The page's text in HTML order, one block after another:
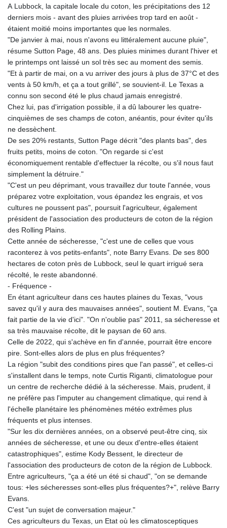
A Lubbock, la capitale locale du coton, les précipitations des 12
derniers mois - avant des pluies arrivées trop tard en août -
étaient moitié moins importantes que les normales.
"De janvier à mai, nous n'avons eu littéralement aucune pluie",
résume Sutton Page, 48 ans. Des pluies minimes durant l'hiver et
le printemps ont laissé un sol très sec au moment des semis.
"Et à partir de mai, on a vu arriver des jours à plus de 37°C et des
vents à 50 km/h, et ça a tout grillé", se souvient-il. Le Texas a
connu son second été le plus chaud jamais enregistré.
Chez lui, pas d'irrigation possible, il a dû labourer les quatre-
cinquièmes de ses champs de coton, anéantis, pour éviter qu'ils
ne dessèchent.
De ses 20% restants, Sutton Page décrit "des plants bas", des
fruits petits, moins de coton. "On regarde si c'est
économiquement rentable d'effectuer la récolte, ou s'il nous faut
simplement la détruire."
"C'est un peu déprimant, vous travaillez dur toute l'année, vous
préparez votre exploitation, vous épandez les engrais, et vos
cultures ne poussent pas", poursuit l'agriculteur, également
président de l'association des producteurs de coton de la région
des Rolling Plains.
Cette année de sécheresse, "c'est une de celles que vous
raconterez à vos petits-enfants", note Barry Evans. De ses 800
hectares de coton près de Lubbock, seul le quart irrigué sera
récolté, le reste abandonné.
- Fréquence -
En étant agriculteur dans ces hautes plaines du Texas, "vous
savez qu'il y aura des mauvaises années", soutient M. Evans, "ça
fait partie de la vie d'ici". "On n'oublie pas" 2011, sa sécheresse et
sa très mauvaise récolte, dit le paysan de 60 ans.
Celle de 2022, qui s'achève en fin d'année, pourrait être encore
pire. Sont-elles alors de plus en plus fréquentes?
La région "subit des conditions pires que l'an passé", et celles-ci
s'installent dans le temps, note Curtis Riganti, climatologue pour
un centre de recherche dédié à la sécheresse. Mais, prudent, il
ne préfère pas l'imputer au changement climatique, qui rend à
l'échelle planétaire les phénomènes météo extrêmes plus
fréquents et plus intenses.
"Sur les dix dernières années, on a observé peut-être cinq, six
années de sécheresse, et une ou deux d'entre-elles étaient
catastrophiques", estime Kody Bessent, le directeur de
l'association des producteurs de coton de la région de Lubbock.
Entre agriculteurs, "ça a été un été si chaud", "on se demande
tous: +les sécheresses sont-elles plus fréquentes?+", relève Barry
Evans.
C'est "un sujet de conversation majeur."
Ces agriculteurs du Texas, un Etat où les climatosceptiques